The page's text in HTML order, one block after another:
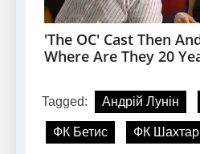
Tagged: Андрій Лунін
ФК Бетис ФК Шахтар